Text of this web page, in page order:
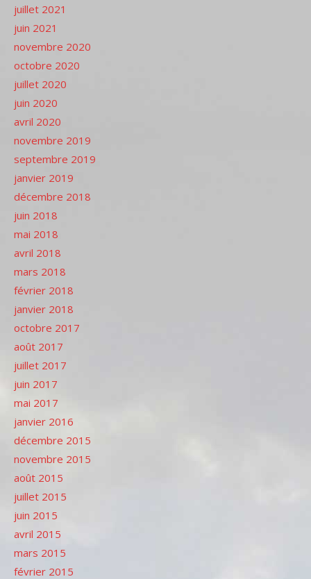
juillet 2021
juin 2021
novembre 2020
octobre 2020
juillet 2020
juin 2020
avril 2020
novembre 2019
septembre 2019
janvier 2019
décembre 2018
juin 2018
mai 2018
avril 2018
mars 2018
février 2018
janvier 2018
octobre 2017
août 2017
juillet 2017
juin 2017
mai 2017
janvier 2016
décembre 2015
novembre 2015
août 2015
juillet 2015
juin 2015
avril 2015
mars 2015
février 2015